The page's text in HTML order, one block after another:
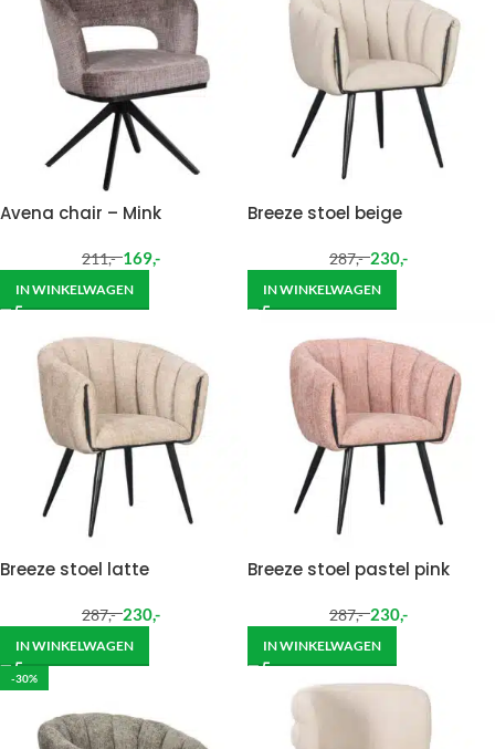
Avena chair – Mink
211,- 169,-
IN WINKELWAGEN
Breeze stoel beige
287,- 230,-
IN WINKELWAGEN
Breeze stoel latte
287,- 230,-
IN WINKELWAGEN
Breeze stoel pastel pink
287,- 230,-
IN WINKELWAGEN
-30%